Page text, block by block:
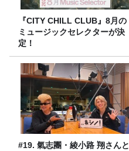
『CITY CHILL CLUB』8月の
ミュージックセレクターが決
定！
#19. 氣志團・綾小路 翔さんと